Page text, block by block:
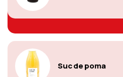
Suc de poma